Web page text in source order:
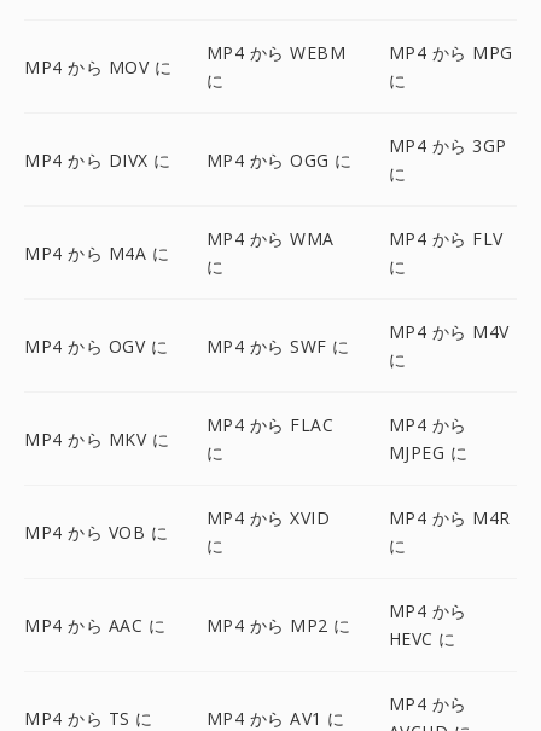
MP4 から MOV に
MP4 から WEBM
に
MP4 から MPG
に
MP4 から DIVX に MP4 から OGG に
MP4 から 3GP
に
MP4 から M4A に
MP4 から WMA
に
MP4 から FLV
に
MP4 から OGV に MP4 から SWF に
MP4 から M4V
に
MP4 から MKV に
MP4 から FLAC
に
MP4 から
MJPEG に
MP4 から VOB に
MP4 から XVID
に
MP4 から M4R
に
MP4 から AAC に MP4 から MP2 に
MP4 から
HEVC に
MP4 から TS に MP4 から AV1 に
MP4 から